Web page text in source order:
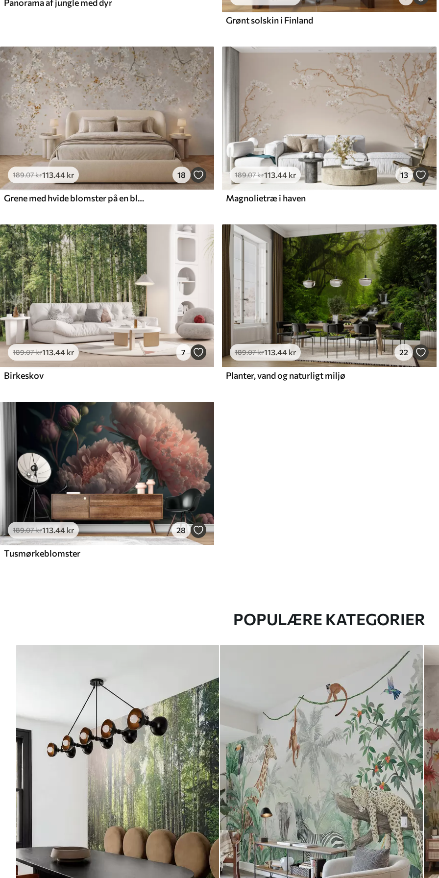
Panorama af jungle med dyr
Grønt solskin i Finland
189.07kr113 .44 kr 18
Grene med hvide blomster på en blød beige baggrund
189.07kr113 .44 kr 13
Magnolietræ i haven
189.07kr113.44 kr 7
Birkeskov
189.07kr113.44 kr 22
Planter, vand og naturligt miljø
189.07kr113 .44 kr 28
Tusmørkeblomster
POPULÆRE KATEGORIER